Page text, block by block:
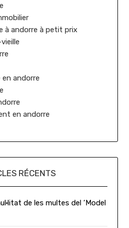
à andorre à petit prix
andorre
en andorre
RÉCENTS
de les multes del ‘Model